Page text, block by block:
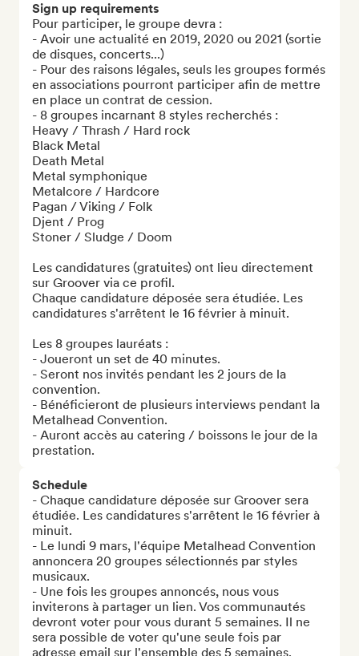
Sign up requirements
Pour participer, le groupe devra :
- Avoir une actualité en 2019, 2020 ou 2021 (sortie
de disques, concerts...)
- Pour des raisons légales, seuls les groupes formés
en associations pourront participer afin de mettre
en place un contrat de cession.
- 8 groupes incarnant 8 styles recherchés :
Heavy / Thrash / Hard rock
Black Metal
Death Metal
Metal symphonique
Metalcore / Hardcore
Pagan / Viking / Folk
Djent / Prog
Stoner / Sludge / Doom
Les candidatures (gratuites) ont lieu directement
sur Groover via ce profil.
Chaque candidature déposée sera étudiée. Les
candidatures s'arrêtent le 16 février à minuit.
Les 8 groupes lauréats :
- Joueront un set de 40 minutes.
- Seront nos invités pendant les 2 jours de la
convention.
- Bénéficieront de plusieurs interviews pendant la
Metalhead Convention.
- Auront accès au catering / boissons le jour de la
prestation.
Schedule
- Chaque candidature déposée sur Groover sera
étudiée. Les candidatures s'arrêtent le 16 février à
minuit.
- Le lundi 9 mars, l'équipe Metalhead Convention
annoncera 20 groupes sélectionnés par styles
musicaux.
- Une fois les groupes annoncés, nous vous
inviterons à partager un lien. Vos communautés
devront voter pour vous durant 5 semaines. Il ne
sera possible de voter qu'une seule fois par
adresse email sur l'ensemble des 5 semaines.